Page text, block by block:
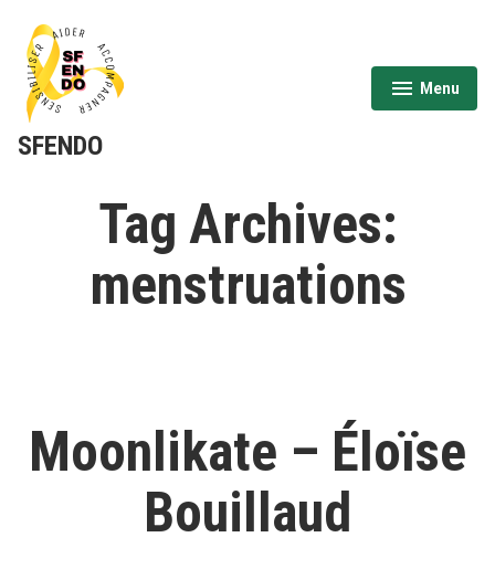
contenu
SFENDO
Menu
expanded
collapsed
Tag Archives:
menstruations
Moonlikate – Éloïse
Bouillaud